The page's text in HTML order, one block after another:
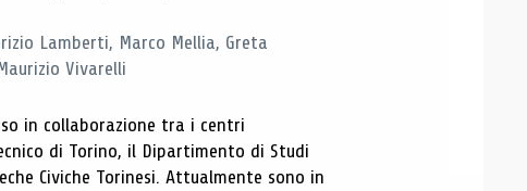
Lamberti, Marco Mellia, Greta
Vivarelli
in collaborazione tra i centri
di Torino, il Dipartimento di Studi
Civiche Torinesi. Attualmente sono in